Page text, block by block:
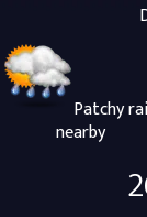
Patchy
nearby